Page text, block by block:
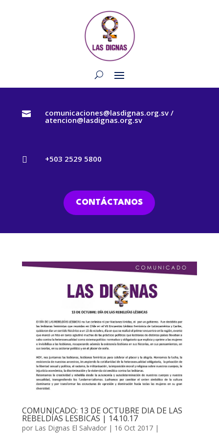
 comunicaciones@lasdignas.org.sv /
atencion@lasdignas.org.sv
 +503 2529 5800
CONTÁCTANOS
COMUNICADO: 13 DE OCTUBRE DIA DE LAS
REBELDÍAS LESBICAS | 14.10.17
por Las Dignas El Salvador| 16 Oct 2017|